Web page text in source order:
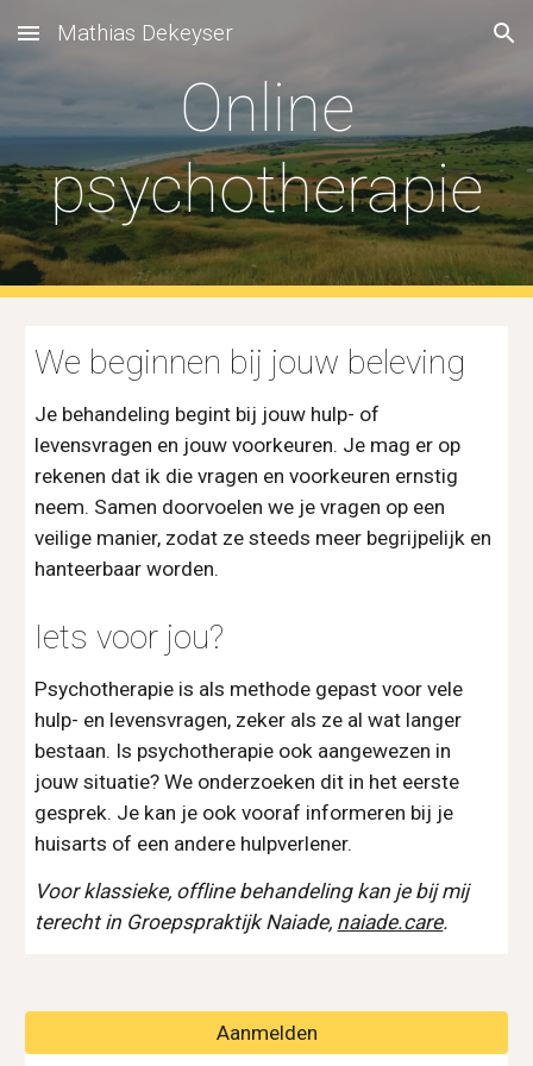
Skip to main content Skip to navigation
Mathias Dekeyser
Online
psychotherapie
We beginnen bij jouw beleving
Je behandeling begint bij jouw hulp- of
levensvragen en jouw voorkeuren. Je mag er op
rekenen dat ik die vragen en voorkeuren ernstig
neem. Samen doorvoelen we je vragen op een
veilige manier, zodat ze steeds meer begrijpelijk en
hanteerbaar worden.
Iets voor jou?
Psychotherapie is als methode gepast voor vele
hulp- en levensvragen, zeker als ze al wat langer
bestaan. Is psychotherapie ook aangewezen in
jouw situatie? We onderzoeken dit in het eerste
gesprek. Je kan je ook vooraf informeren bij je
huisarts of een andere hulpverlener.
Voor klassieke, offline behandeling kan je bij mij
terecht in Groepspraktijk Naiade, naiade.care.
Aanmelden